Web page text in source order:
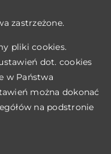
zastrzeżone.
pliki cookies.
dot. cookies
w Państwa
można dokonać
na podstronie